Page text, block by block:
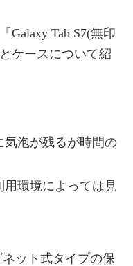
Galaxy Tab S7(無印
ケースについて紹
気泡が残るが時間の
環境によっては見
ット式タイプの保